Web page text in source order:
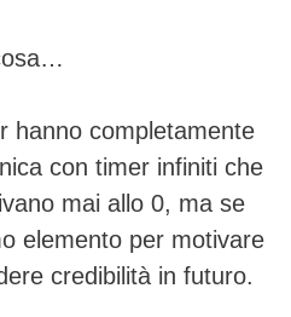
hanno completamente
con timer infiniti che
mai allo 0, ma se
elemento per motivare
credibilità in futuro.